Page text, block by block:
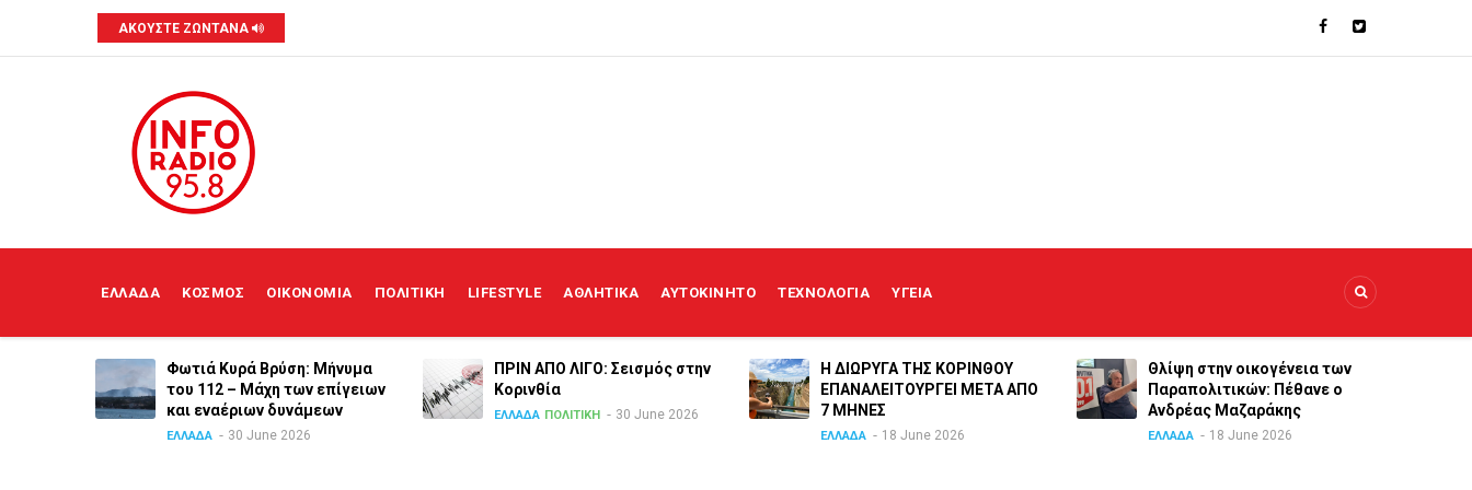
main
ΑΚΟΥΣΤΕ ΖΩΝΤΑΝΑ
ΕΛΛΑΔΑ ΚΟΣΜΟΣ ΟΙΚΟΝΟΜΙΑ ΠΟΛΙΤΙΚΗ LIFESTYLE ΑΘΛΗΤΙΚΑ ΑΥΤΟΚΙΝΗΤΟ ΤΕΧΝΟΛΟΓΙΑ ΥΓΕΙΑ
Φωτιά Κυρά Βρύση: Μήνυμα
του 112 – Μάχη των επίγειων
και εναέριων δυνάμεων
ΕΛΛΑΔΑ 30 June 2026
ΠΡΙΝ ΑΠΟ ΛΙΓO: Σεισμός στην
Κορινθία
ΕΛΛΑΔΑ ΠΟΛΙΤΙΚΗ 30 June 2026
Η ΔΙΩΡΥΓΑ ΤΗΣ ΚΟΡΙΝΘΟΥ
ΕΠΑΝΑΛΕΙΤΟΥΡΓΕΙ ΜΕΤΑ ΑΠΟ
7 ΜΗΝΕΣ
ΕΛΛΑΔΑ 18 June 2026
Θλίψη στην οικογένεια των
Παραπολιτικών: Πέθανε ο
Ανδρέας Μαζαράκης
ΕΛΛΑΔΑ 18 June 2026